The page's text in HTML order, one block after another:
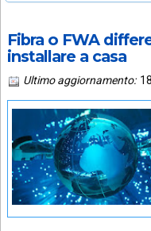
Fibra o FWA
installare a casa
Ultimo aggiornamento: